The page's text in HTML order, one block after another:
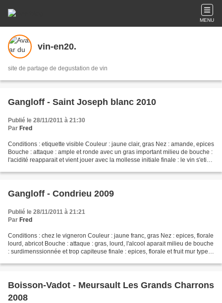
MENU
vin-en20.
site de partage de degustation de vin
Gangloff - Saint Joseph blanc 2010
Publié le 28/11/2011 à 21:30
Par Fred
Conditions : etiquette visible Couleur : jaune clair, gras Nez : amande, epices
Bouche : attaque : ample et ronde avec un gras important milieu de bouche :
l'acidité reapparait et vient jouer avec la mollesse initiale finale : le vin s'etire
Gangloff - Condrieu 2009
Publié le 28/11/2011 à 21:21
Par Fred
Conditions : chez le vigneron Couleur : jaune franc, gras Nez : epices, florale
lourd, abricot Bouche : attaque : gras, lourd, l'alcool aparait milieu de bouche
: surdimenssionnée et trop capiteuse finale : epices, florale et fruit mur type
Boisson-Vadot - Meursault Les Grands Charrons
2008